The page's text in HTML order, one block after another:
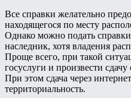
Все справки желательно
находящегося по месту
Однако можно подать
наследник, хотя владения
Проще всего, при такой
госуслуги и произвести
При этом сдача через
территориальность.